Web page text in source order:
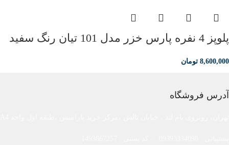
پلوپز 4 نفره پارس خزر مدل 101 تیان رنگ سفید
8,600,000 تومان
آدرس فروشگاه